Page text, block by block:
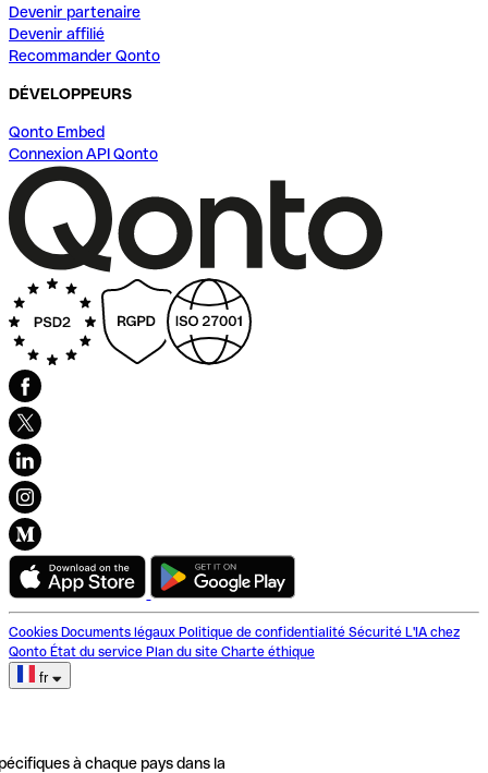
Devenir partenaire
Devenir affilié
Recommander Qonto
DÉVELOPPEURS
Qonto Embed
Connexion API Qonto
Cookies Documents légaux Politique de confidentialité Sécurité L'IA chez
Qonto État du service Plan du site Charte éthique
fr
à chaque pays dans la